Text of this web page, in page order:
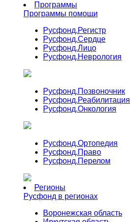
Программы
Программы помощи
Русфонд.Регистр
Русфонд.Сердце
Русфонд.Лицо
Русфонд.Неврология
Русфонд.Позвоночник
Русфонд.Реабилитация
Русфонд.Онкология
Русфонд.Ортопедия
Русфонд.Право
Русфонд.Перелом
Регионы
Русфонд в регионах
Воронежская область